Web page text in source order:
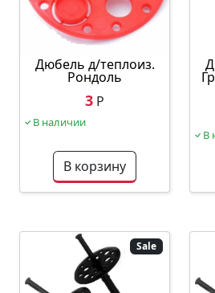
Дюбель д/теплоиз.
Рондоль
3 Р
В наличии
В корзину
В
Sale